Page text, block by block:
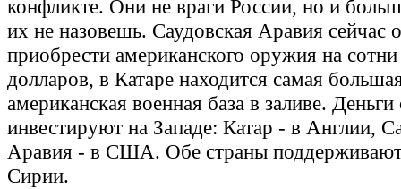
конфликте. Они не враги России, но и
их не назовешь. Саудовская Аравия сейчас
приобрести американского оружия на
долларов, в Катаре находится самая
американская военная база в заливе.
инвестируют на Западе: Катар - в Англии,
Аравия - в США. Обе страны поддерживают
Сирии.